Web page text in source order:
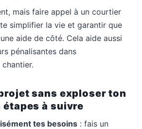
mais faire appel à un courtier
simplifier la vie et garantir que
aide de côté. Cela aide aussi
pénalisantes dans
chantier.
sans exploser ton
étapes à suivre
tes besoins : fais un